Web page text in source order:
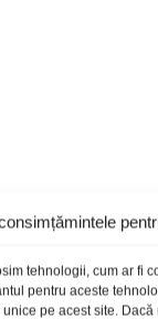
tehnologii, cum ar fi
pentru aceste
pe acest site.